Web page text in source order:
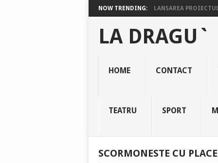
NOW TRENDING: LANSAREA
LA DRAGU`
HOME CONTACT
TEATRU SPORT
SCORMONESTE CU